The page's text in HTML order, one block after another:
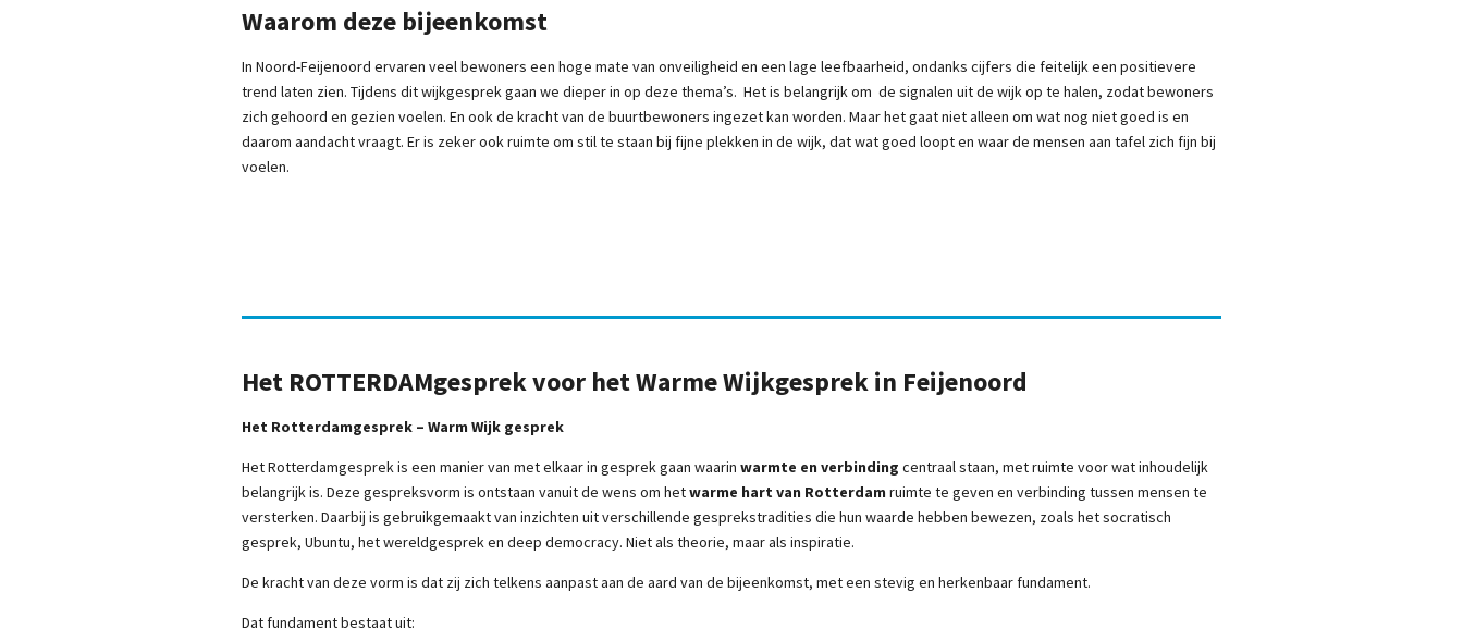
Waarom deze bijeenkomst
In Noord-Feijenoord ervaren veel bewoners een hoge mate van onveiligheid en een lage leefbaarheid, ondanks cijfers die feitelijk een positievere
trend laten zien. Tijdens dit wijkgesprek gaan we dieper in op deze thema’s. Het is belangrijk om de signalen uit de wijk op te halen, zodat bewoners
zich gehoord en gezien voelen. En ook de kracht van de buurtbewoners ingezet kan worden. Maar het gaat niet alleen om wat nog niet goed is en
daarom aandacht vraagt. Er is zeker ook ruimte om stil te staan bij fijne plekken in de wijk, dat wat goed loopt en waar de mensen aan tafel zich fijn bij
voelen.
Het ROTTERDAMgesprek voor het Warme Wijkgesprek in Feijenoord
Het Rotterdamgesprek – Warm Wijk gesprek
Het Rotterdamgesprek is een manier van met elkaar in gesprek gaan waarin warmte en verbinding centraal staan, met ruimte voor wat inhoudelijk
belangrijk is. Deze gespreksvorm is ontstaan vanuit de wens om hetwarme hart van Rotterdam ruimte te geven en verbinding tussen mensen te
versterken. Daarbij is gebruikgemaakt van inzichten uit verschillende gesprekstradities die hun waarde hebben bewezen, zoals het socratisch
gesprek, Ubuntu, het wereldgesprek en deep democracy. Niet als theorie, maar als inspiratie.
De kracht van deze vorm is dat zij zich telkens aanpast aan de aard van de bijeenkomst, met een stevig en herkenbaar fundament.
Dat fundament bestaat uit: